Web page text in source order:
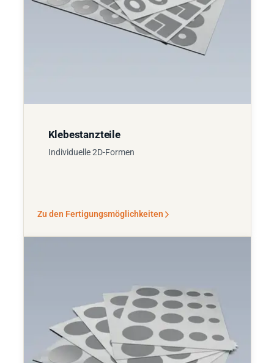
Klebestanzteile
Individuelle 2D-Formen
Zu den Fertigungsmöglichkeiten